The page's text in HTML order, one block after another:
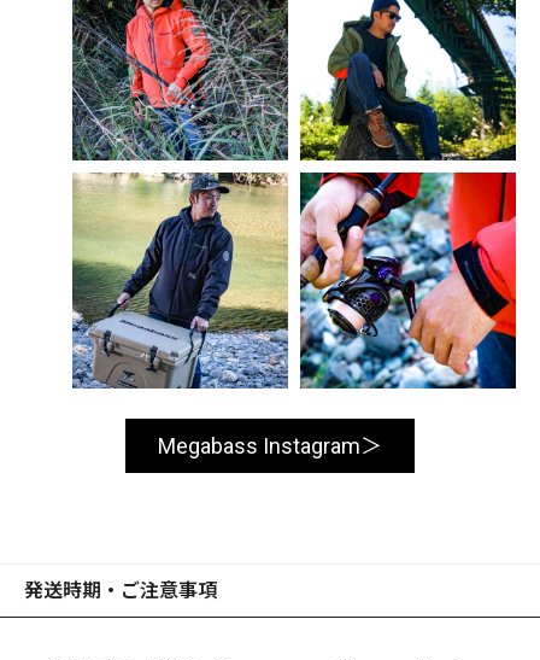
Megabass Instagram
発送時期・ご注意事項